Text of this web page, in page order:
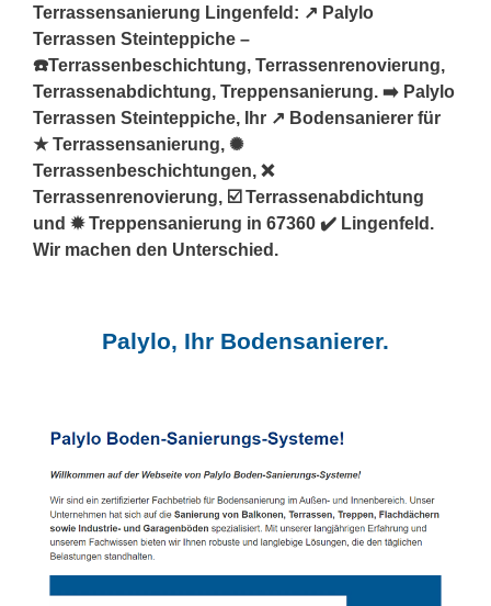
Terrassensanierung Lingenfeld: ↗️ Palylo
Terrassen Steinteppiche –
☎️Terrassenbeschichtung, Terrassenrenovierung,
Terrassenabdichtung, Treppensanierung. ➡️ Palylo
Terrassen Steinteppiche, Ihr ↗️ Bodensanierer für
★ Terrassensanierung, ✺
Terrassenbeschichtungen, ❌
Terrassenrenovierung, ☑️ Terrassenabdichtung
und ✹ Treppensanierung in 67360 ✔️ Lingenfeld.
Wir machen den Unterschied.
Palylo, Ihr Bodensanierer.